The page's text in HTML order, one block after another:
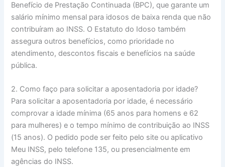
Benefício de Prestação Continuada (BPC), que garante um
salário mínimo mensal para idosos de baixa renda que não
contribuíram ao INSS. O Estatuto do Idoso também
assegura outros benefícios, como prioridade no
atendimento, descontos fiscais e benefícios na saúde
pública.
2. Como faço para solicitar a aposentadoria por idade?
Para solicitar a aposentadoria por idade, é necessário
comprovar a idade mínima (65 anos para homens e 62
para mulheres) e o tempo mínimo de contribuição ao INSS
(15 anos). O pedido pode ser feito pelo site ou aplicativo
Meu INSS, pelo telefone 135, ou presencialmente em
agências do INSS.